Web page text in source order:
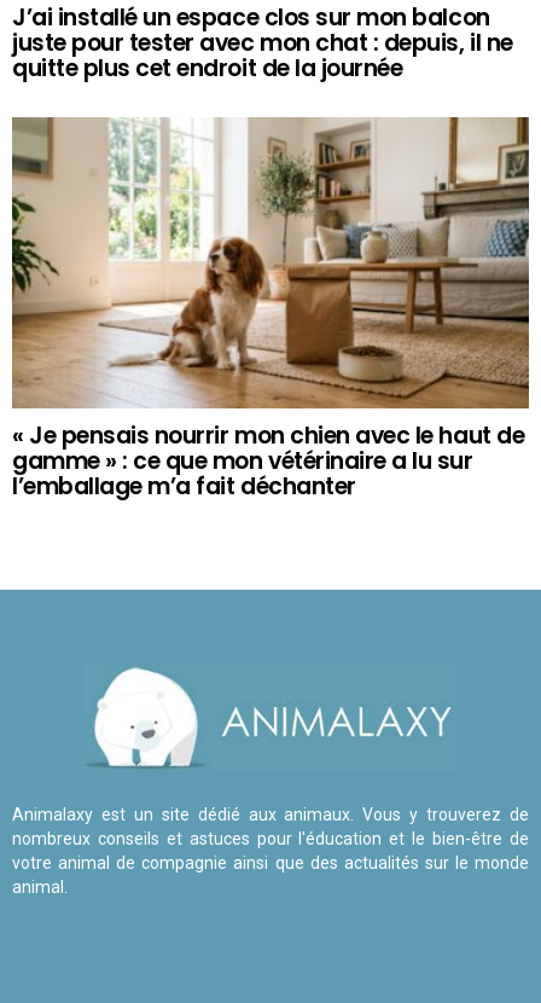
J’ai installé un espace clos sur mon balcon
juste pour tester avec mon chat : depuis, il ne
quitte plus cet endroit de la journée
« Je pensais nourrir mon chien avec le haut de
gamme » : ce que mon vétérinaire a lu sur
l’emballage m’a fait déchanter
Animalaxy est un site dédié aux animaux. Vous y trouverez de
nombreux conseils et astuces pour l'éducation et le bien-être de
votre animal de compagnie ainsi que des actualités sur le monde
animal.